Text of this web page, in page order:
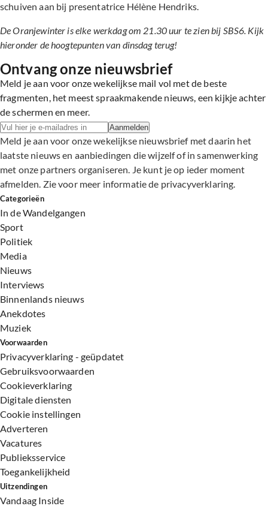
schuiven aan bij presentatrice Hélène Hendriks.
De Oranjewinter is elke werkdag om 21.30 uur te zien bij SBS6. Kijk
hieronder de hoogtepunten van dinsdag terug!
Ontvang onze nieuwsbrief
Meld je aan voor onze wekelijkse mail vol met de beste
fragmenten, het meest spraakmakende nieuws, een kijkje achter
de schermen en meer.
Aanmelden
Meld je aan voor onze wekelijkse nieuwsbrief met daarin het
laatste nieuws en aanbiedingen die wijzelf of in samenwerking
met onze partners organiseren. Je kunt je op ieder moment
afmelden. Zie voor meer informatie de privacyverklaring.
Categorieën
In de Wandelgangen
Sport
Politiek
Media
Nieuws
Interviews
Binnenlands nieuws
Anekdotes
Muziek
Voorwaarden
Privacyverklaring - geüpdatet
Gebruiksvoorwaarden
Cookieverklaring
Digitale diensten
Cookie instellingen
Adverteren
Vacatures
Publieksservice
Toegankelijkheid
Uitzendingen
Vandaag Inside